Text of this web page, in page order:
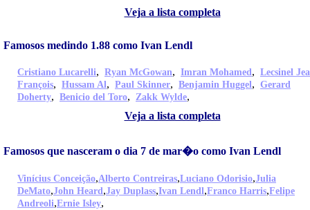
Veja a lista completa
Famosos medindo 1.88 como Ivan Lendl
Cristiano Lucarelli, Ryan McGowan, Imran Mohamed, Lecsinel
François, Hussam Al, Paul Skinner, Benjamin Huggel, Gerard
Doherty, Benicio del Toro, Zakk Wylde,
Veja a lista completa
Famosos que nasceram o dia 7 de mar�o como Ivan Lendl
Vinícius Conceição,Alberto Contreiras,Luciano Odorisio,Julia
DeMato,John Heard,Jay Duplass,Ivan Lendl,Franco Harris,Felipe
Andreoli,Ernie Isley,